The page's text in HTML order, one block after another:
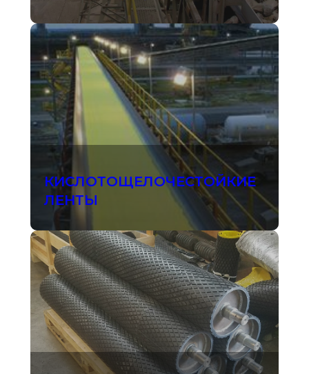
КИСЛОТОЩЕЛОЧЕСТОЙКИЕ
ЛЕНТЫ